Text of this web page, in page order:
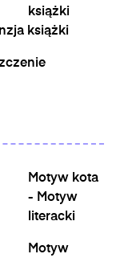
książki
książki
Motyw kota
- Motyw
literacki
Motyw